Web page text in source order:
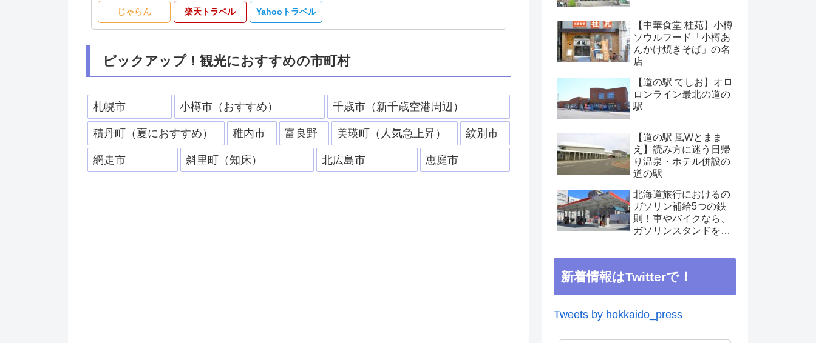
じゃらん 楽天トラベル Yahooトラベル
ピックアップ！観光におすすめの市町村
札幌市 小樽市（おすすめ） 千歳市（新千歳空港周辺）
積丹町（夏におすすめ） 稚内市 富良野 美瑛町（人気急上昇） 紋別市
網走市 斜里町（知床） 北広島市 恵庭市
【中華食堂 桂苑】小樽
ソウルフード「小樽あ
んかけ焼きそば」の名
店
【道の駅 てしお】オロ
ロンライン最北の道の
駅
【道の駅 風Wとまま
え】読み方に迷う日帰
り温泉・ホテル併設の
道の駅
北海道旅行におけるの
ガソリン補給5つの鉄
則！車やバイクなら、
ガソリンスタンドを見
新着情報はTwitterで！
Tweets by hokkaido_press